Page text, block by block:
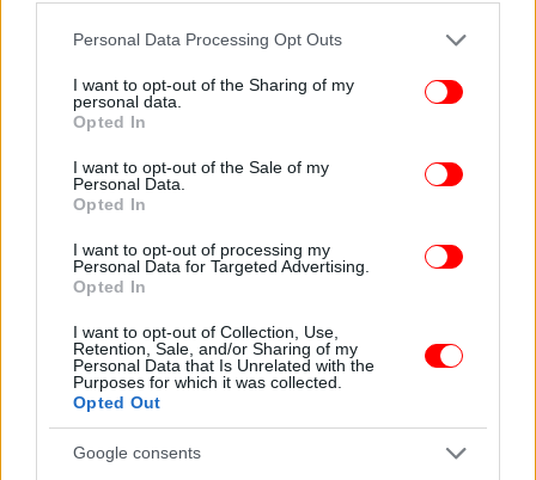
Please note that this website/app uses one or more Google
not limited to your visit or usage behaviour. You may click to
grant or deny consent to Google and its third-party tags to
use your data for below specified purposes in below Google
consent section.
Personal Data Processing Opt Outs
I want to opt-out of the Sharing of my
personal data.
Opted In
I want to opt-out of the Sale of my
Personal Data.
Opted In
I want to opt-out of processing my
Personal Data for Targeted Advertising.
Opted In
I want to opt-out of Collection, Use,
Retention, Sale, and/or Sharing of my
Personal Data that Is Unrelated with the
Purposes for which it was collected.
Opted Out
Google consents